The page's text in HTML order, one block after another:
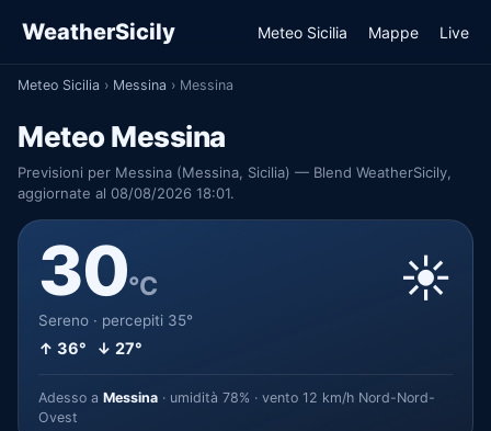
WeatherSicily Meteo Sicilia Mappe Live
Meteo Sicilia › Messina › Messina
Meteo Messina
Previsioni per Messina (Messina, Sicilia) — Blend WeatherSicily,
aggiornate al 08/08/2026 18:01.
30°C
Sereno · percepiti 35°
↑ 36° ↓ 27°
☀️
Adesso a Messina · umidità 78% · vento 12 km/h Nord-Nord-
Ovest